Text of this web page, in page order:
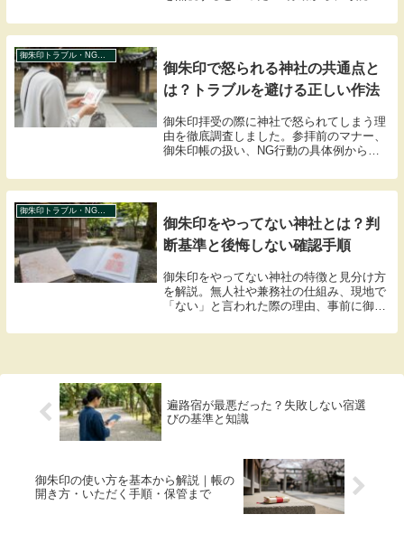
意を持った御朱印巡りのポイントを整理し
ました。正しい知識で、清々しい参拝を。
御朱印トラブル・NG事例
御朱印で怒られる神社の共通点と
は？トラブルを避ける正しい作法
御朱印拝受の際に神社で怒られてしまう理
由を徹底調査しました。参拝前のマナー、
御朱印帳の扱い、NG行動の具体例から、
理。トラブルを回避し、神様とのご縁を大
切にするための知識を網羅した解説記事で
御朱印トラブル・NG事例
御朱印をやってない神社とは？判
断基準と後悔しない確認手順
御朱印をやってない神社の特徴と見分け方
を解説。無人社や兼務社の仕組み、現地で
「ない」と言われた際の理由、事前に御朱
した。参拝前に確認して、マナーを守った
遍路宿が最悪だった？失敗しない宿選
びの基準と知識
御朱印の使い方を基本から解説｜帳の
開き方・いただく手順・保管まで